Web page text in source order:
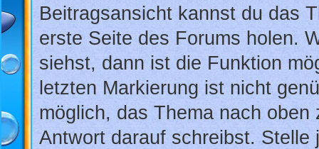
Beitragsansicht kannst du das
erste Seite des Forums holen.
siehst, dann ist die Funktion
letzten Markierung ist nicht
möglich, das Thema nach
Antwort darauf schreibst.